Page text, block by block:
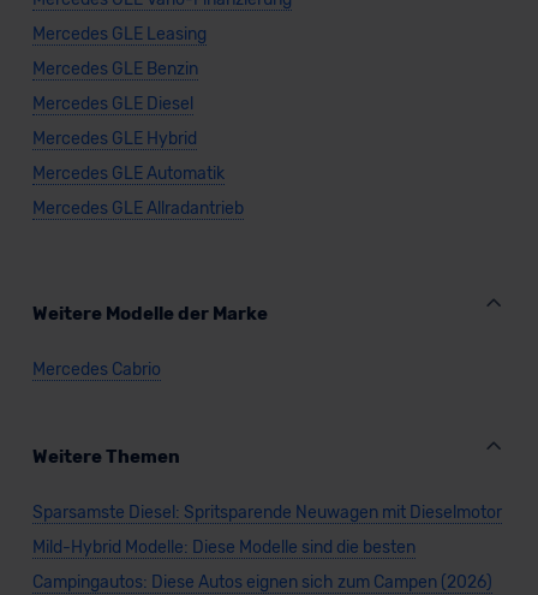
Mercedes GLE Leasing
Mercedes GLE Benzin
Mercedes GLE Diesel
Mercedes GLE Hybrid
Mercedes GLE Automatik
Mercedes GLE Allradantrieb
Weitere Modelle der Marke
Mercedes Cabrio
Weitere Themen
Sparsamste Diesel: Spritsparende Neuwagen mit Dieselmotor
Mild-Hybrid Modelle: Diese Modelle sind die besten
Campingautos: Diese Autos eignen sich zum Campen (2026)